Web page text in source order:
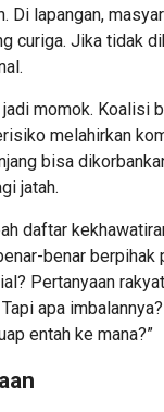
Di lapangan,
curiga. Jika tidak
momok. Koalisi
melahirkan
bisa
jatah.
daftar
benar
Pertanyaan
apa
entah ke mana?”